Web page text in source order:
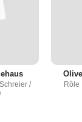
/
Rôle